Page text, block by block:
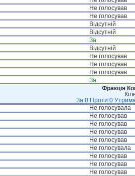
Не голосував
Не голосував
Відсутній
Відсутній
За
Відсутній
Не голосував
Не голосував
Не голосував
За
Фракція
За:0 Проти:0
Не голосувала
Не голосував
Не голосував
Не голосував
Не голосував
Не голосувала
Не голосував
Не голосував
Не голосував